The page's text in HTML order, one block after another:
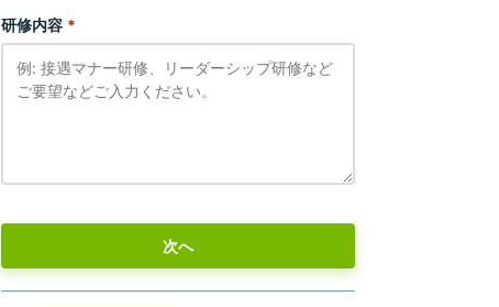
研修内容 *
次へ